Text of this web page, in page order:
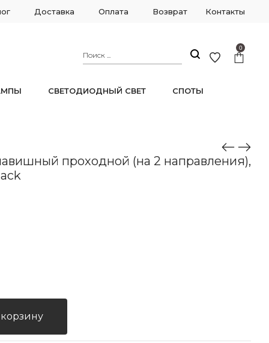
Доставка Оплата Возврат Контакты
0
СВЕТОДИОДНЫЙ СВЕТ СПОТЫ
проходной (на 2 направления),